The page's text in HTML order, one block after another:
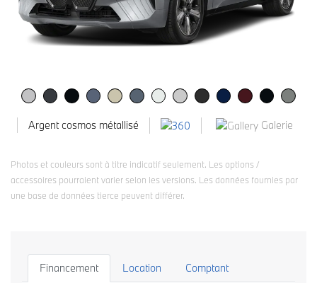
Argent cosmos métallisé Galerie
Photos et couleurs sont à titre indicatif seulement. Les options /
accessoires pourraient varier selon les versions. Les données fournies par
une base de données tierce peuvent différer.
Financement Location Comptant